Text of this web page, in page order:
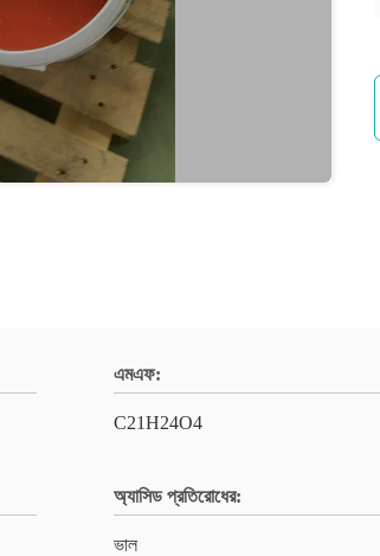
এমএফ:
C21H24O4
অ্যাসিড প্রতিরোধের:
ভাল